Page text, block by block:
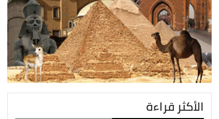
الأكثر قراءة